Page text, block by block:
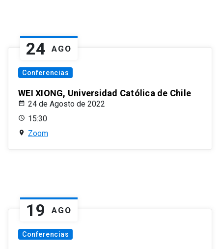
24 AGO
Conferencias
WEI XIONG, Universidad Católica de Chile
24 de Agosto de 2022
15:30
Zoom
19 AGO
Conferencias